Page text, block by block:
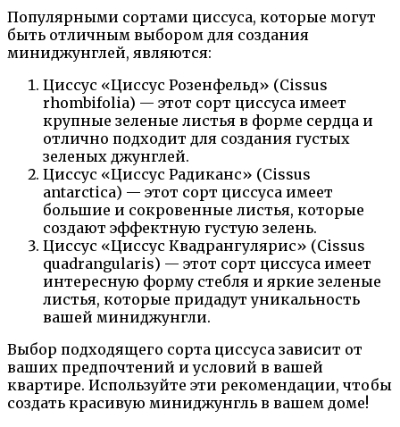
Популярными сортами циссуса, которые могут
быть отличным выбором для создания
миниджунглей, являются:
Циссус «Циссус Розенфельд» (Cissus
rhombifolia) — этот сорт циссуса имеет
крупные зеленые листья в форме сердца и
отлично подходит для создания густых
зеленых джунглей.
Циссус «Циссус Радиканс» (Cissus
antarctica) — этот сорт циссуса имеет
большие и сокровенные листья, которые
создают эффектную густую зелень.
Циссус «Циссус Квадрангулярис» (Cissus
quadrangularis) — этот сорт циссуса имеет
интересную форму стебля и яркие зеленые
листья, которые придадут уникальность
вашей миниджунгли.
Выбор подходящего сорта циссуса зависит от
ваших предпочтений и условий в вашей
квартире. Используйте эти рекомендации, чтобы
создать красивую миниджунгль в вашем доме!